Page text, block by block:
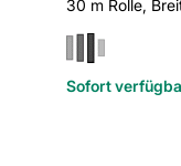
30 m Rolle,
Sofort